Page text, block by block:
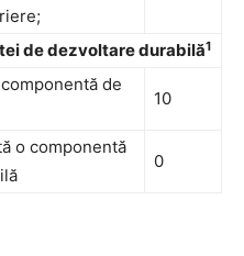
de dezvoltare durabilă1
de
10
o componentă
0